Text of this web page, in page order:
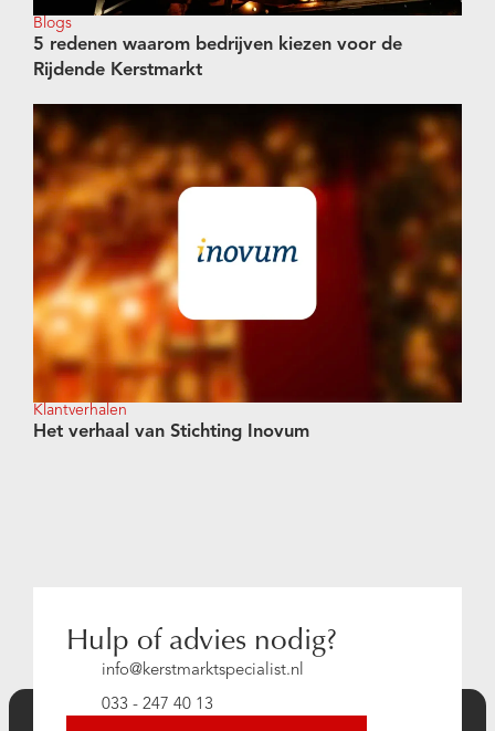
Blogs
5 redenen waarom bedrijven kiezen voor de
Rijdende Kerstmarkt
Klantverhalen
Het verhaal van Stichting Inovum
Hulp of advies nodig?
info@kerstmarktspecialist.nl
033 - 247 40 13